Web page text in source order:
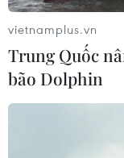
vietnamplus.vn
Trung Quốc
bão Dolphin